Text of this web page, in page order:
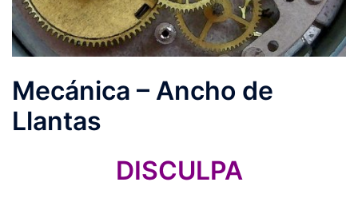
Mecánica – Ancho de
Llantas
DISCULPA